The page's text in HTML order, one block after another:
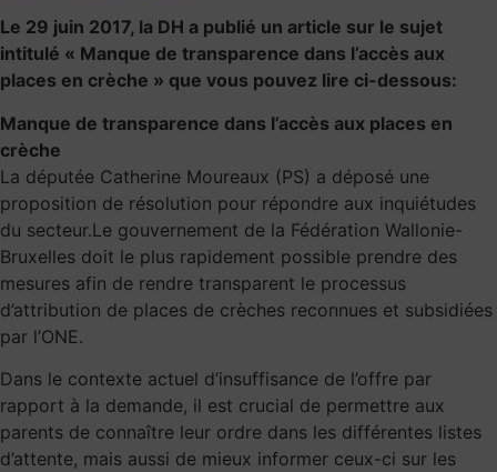
Le 29 juin 2017, la DH a publié un article sur le sujet
intitulé « Manque de transparence dans l’accès aux
places en crèche » que vous pouvez lire ci-dessous:
Manque de transparence dans l’accès aux places en
crèche
La députée Catherine Moureaux (PS) a déposé une
proposition de résolution pour répondre aux inquiétudes
du secteur.Le gouvernement de la Fédération Wallonie-
Bruxelles doit le plus rapidement possible prendre des
mesures afin de rendre transparent le processus
d’attribution de places de crèches reconnues et subsidiées
par l’ONE.
Dans le contexte actuel d’insuffisance de l’offre par
rapport à la demande, il est crucial de permettre aux
parents de connaître leur ordre dans les différentes listes
d’attente, mais aussi de mieux informer ceux-ci sur les